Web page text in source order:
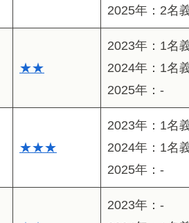
2025年：2名
★★
2023年：1名
2024年：1名
2025年：-
★★★
2023年：1名
2024年：1名
2025年：-
2023年：-